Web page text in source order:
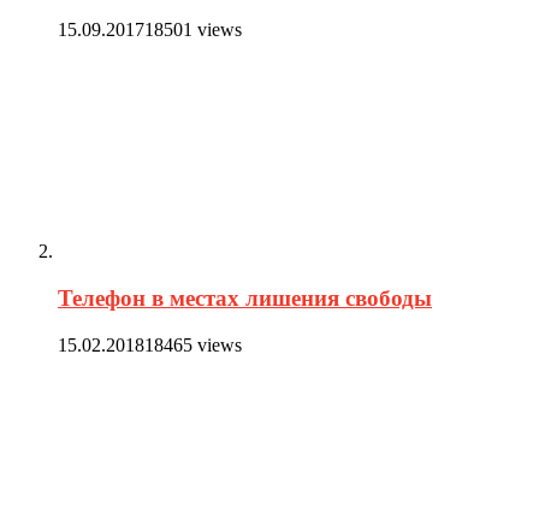
15.09.201718501 views
Телефон в местах лишения свободы
15.02.201818465 views